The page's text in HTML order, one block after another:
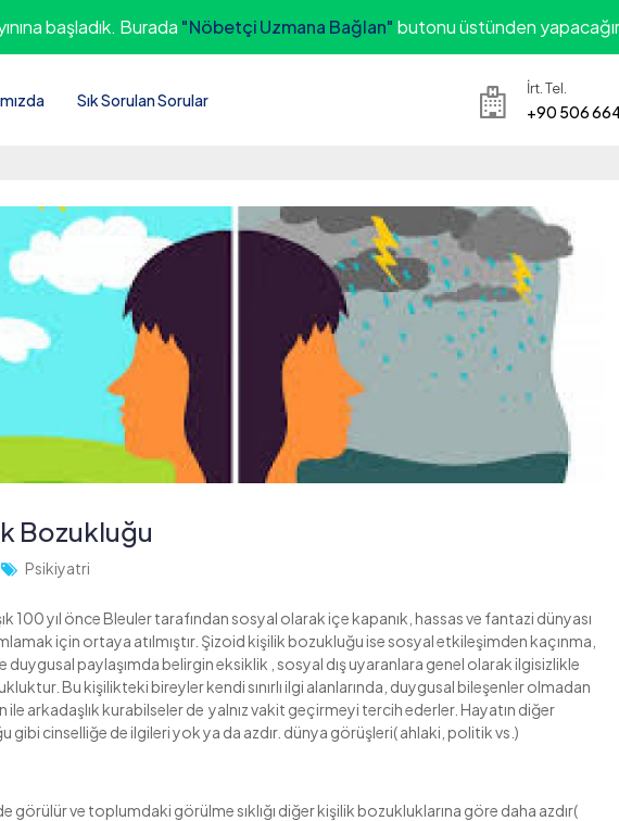
başladık. Burada "Nöbetçi Uzmana Bağlan" butonu üstünden
Sık Sorulan Sorular
İrt. Tel.
+90 506
Bozukluğu
Psikiyatri
100 yıl önce Bleuler tarafından sosyal olarak içe kapanık, hassas ve fantazi dünyası
için ortaya atılmıştır. Şizoid kişilik bozukluğu ise sosyal etkileşimden kaçınma,
duygusal paylaşımda belirgin eksiklik , sosyal dış uyaranlara genel olarak ilgisizlikle
Bu kişilikteki bireyler kendi sınırlı ilgi alanlarında, duygusal bileşenler olmadan
ile arkadaşlık kurabilseler de yalnız vakit geçirmeyi tercih ederler. Hayatın diğer
gibi cinselliğe de ilgileri yok ya da azdır. dünya görüşleri( ahlaki, politik vs.)
görülür ve toplumdaki görülme sıklığı diğer kişilik bozukluklarına göre daha azdır(